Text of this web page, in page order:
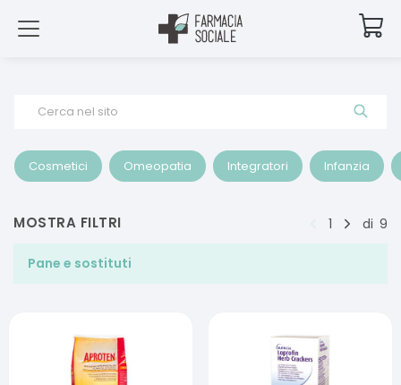
Cerca nel sito
Cosmetici Omeopatia Integratori Infanzia
MOSTRA FILTRI 1 di 9
Pane e sostituti